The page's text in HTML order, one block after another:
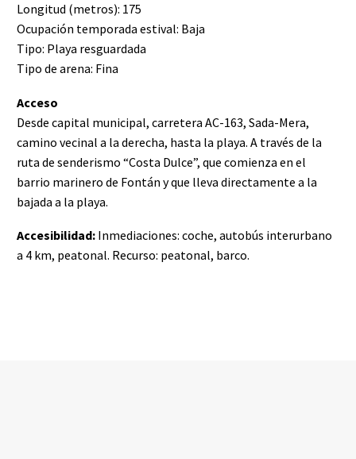
Longitud (metros): 175
Ocupación temporada estival: Baja
Tipo: Playa resguardada
Tipo de arena: Fina
Acceso
Desde capital municipal, carretera AC-163, Sada-Mera,
camino vecinal a la derecha, hasta la playa. A través de la
ruta de senderismo “Costa Dulce”, que comienza en el
barrio marinero de Fontán y que lleva directamente a la
bajada a la playa.
Accesibilidad: Inmediaciones: coche, autobús interurbano
a 4 km, peatonal. Recurso: peatonal, barco.